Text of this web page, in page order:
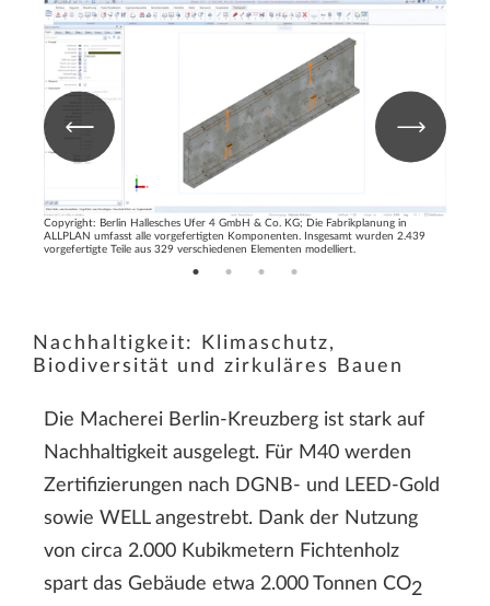
Copyright: Berlin Hallesches Ufer 4 GmbH & Co. KG; Die Fabrikplanung in
ALLPLAN umfasst alle vorgefertigten Komponenten. Insgesamt wurden 2.439
vorgefertigte Teile aus 329 verschiedenen Elementen modelliert.
Nachhaltigkeit: Klimaschutz,
Biodiversität und zirkuläres Bauen
Die Macherei Berlin-Kreuzberg ist stark auf
Nachhaltigkeit ausgelegt. Für M40 werden
Zertifizierungen nach DGNB- und LEED-Gold
sowie WELL angestrebt. Dank der Nutzung
von circa 2.000 Kubikmetern Fichtenholz
spart das Gebäude etwa 2.000 Tonnen CO2